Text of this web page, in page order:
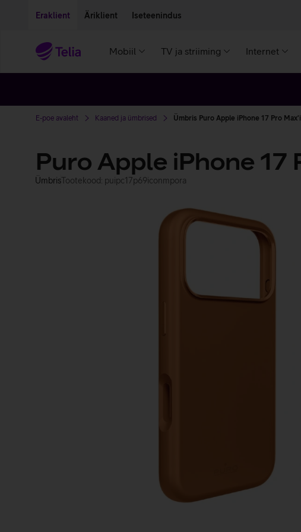
Eraklient Äriklient Iseteenindus
Mobiil TV ja striiming Internet
E-poe avaleht Kaaned ja ümbrised Ümbris Puro Apple iPhone 17 Pro
Puro Apple iPhone 17
ÜmbrisTootekood: puipc17p69iconmpora